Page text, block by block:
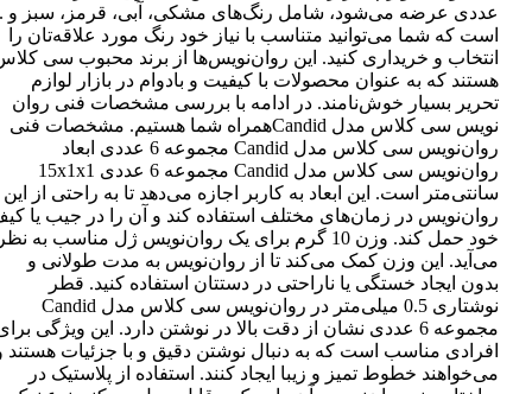
عددی عرضه می‌شود، شامل رنگ‌های مشکی، آبی، قرمز، سبز و
است که شما می‌توانید متناسب با نیاز خود رنگ مورد علاقه‌تان را
انتخاب و خریداری کنید. این روان‌نویس‌ها از برند محبوب سی
هستند که به عنوان محصولات با کیفیت و بادوام در بازار لوازم
تحریر بسیار خوش‌نامند. در ادامه با بررسی مشخصات فنی روان
نویس سی کلاس مدل Candidهمراه شما هستیم. مشخصات فنی
روان‌نویس سی کلاس مدل Candid مجموعه 6 عددی ابعاد
روان‌نویس سی کلاس مدل Candid مجموعه 6 عددی 15x1x1
سانتی‌متر است. این ابعاد به کاربر اجازه می‌دهد تا به راحتی از این
روان‌نویس در زمان‌های مختلف استفاده کند و آن را در جیب یا
خود حمل کند. وزن 10 گرم برای یک روان‌نویس ژل مناسب به
می‌آید. این وزن کمک می‌کند تا از روان‌نویس به مدت طولانی و
بدون ایجاد خستگی یا ناراحتی در دستتان استفاده کنید. قطر
نوشتاری 0.5 میلی‌متر در روان‌نویس سی کلاس مدل Candid
مجموعه 6 عددی نشان از دقت بالا در نوشتن دارد. این ویژگی
افرادی مناسب است که به دنبال نوشتن دقیق و با جزئیات هستند
می‌خواهند خطوط تمیز و زیبا ایجاد کنند. استفاده از پلاستیک در